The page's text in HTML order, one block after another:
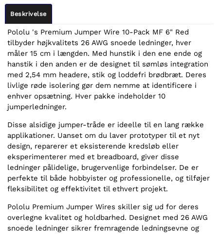
Beskrivelse
Pololu 's Premium Jumper Wire 10-Pack MF 6" Red
tilbyder højkvalitets 26 AWG snoede ledninger, hver
måler 15 cm i længden. Med hunstik i den ene ende og
hanstik i den anden er de designet til sømløs integration
med 2,54 mm headere, stik og loddefri brødbræt. Deres
livlige røde isolering gør dem nemme at identificere i
enhver opsætning. Hver pakke indeholder 10
jumperledninger.
Disse alsidige jumper-tråde er ideelle til en lang række
applikationer. Uanset om du laver prototyper til et nyt
design, reparerer et eksisterende kredsløb eller
eksperimenterer med et breadboard, giver disse
ledninger pålidelige, brugervenlige forbindelser. De er
perfekte til både hobbyister og professionelle, og tilføjer
fleksibilitet og effektivitet til ethvert projekt.
Pololu Premium Jumper Wires skiller sig ud for deres
overlegne kvalitet og holdbarhed. Designet med 26 AWG
snoede ledninger sikrer fremragende ledningsevne og